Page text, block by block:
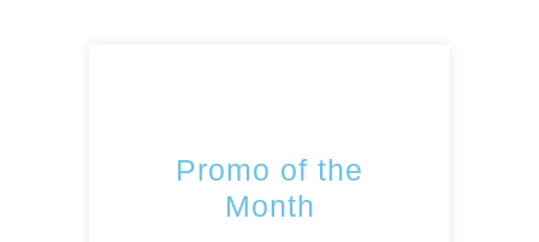
Promo of the
Month